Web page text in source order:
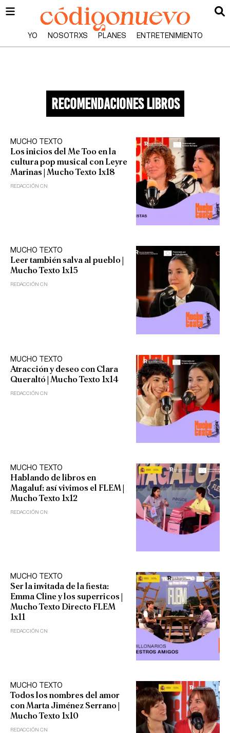
YO NOSOTRXS PLANES ENTRETENIMIENTO
recomendaciones libros
MUCHO TEXTO
Los inicios del Me Too en la
cultura pop musical con Leyre
Marinas | Mucho Texto 1x18
REDACCIÓN CN
MUCHO TEXTO
Leer también salva al pueblo |
Mucho Texto 1x15
REDACCIÓN CN
MUCHO TEXTO
Atracción y deseo con Clara
Queraltó | Mucho Texto 1x14
REDACCIÓN CN
MUCHO TEXTO
Hablando de libros en
Magaluf: así vivimos el FLEM |
Mucho Texto 1x12
REDACCIÓN CN
MUCHO TEXTO
Ser la invitada de la fiesta:
Emma Cline y los superricos |
Mucho Texto Directo FLEM
1x11
REDACCIÓN CN
MUCHO TEXTO
Todos los nombres del amor
con Marta Jiménez Serrano |
Mucho Texto 1x10
REDACCIÓN CN